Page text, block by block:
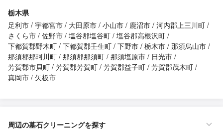
栃木県
足利市 宇都宮市 大田原市 小山市 鹿沼市 河内郡上三川町
さくら市 佐野市 塩谷郡塩谷町 塩谷郡高根沢町
下都賀郡野木町 下都賀郡壬生町 下野市 栃木市 那須烏山市
那須郡那珂川町 那須郡那須町 那須塩原市
日光市
芳賀郡市貝町 芳賀郡芳賀町 芳賀郡益子町 芳賀郡茂木町
真岡市
矢板市
周辺の墓石クリーニングを探す